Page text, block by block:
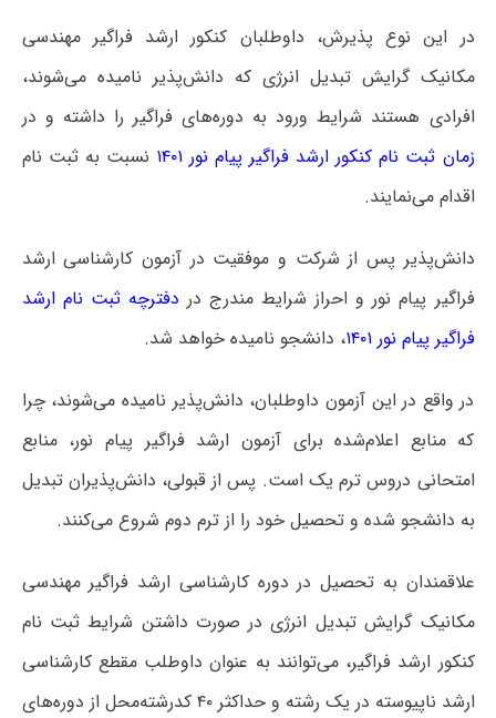
در این نوع پذیرش، داوطلبان کنکور ارشد فراگیر مهندسی
مکانیک گرایش تبدیل انرژی که دانش‌پذیر نامیده می‌شوند،
افرادی هستند شرایط ورود به دوره‌های فراگیر را داشته و در
زمان ثبت نام کنکور ارشد فراگیر پیام نور ۱۴۰۱
نسبت به ثبت نام
اقدام می‌نمایند.
دانش‌پذیر پس از شرکت و موفقیت در آزمون کارشناسی ارشد
فراگیر پیام نور و احراز شرایط مندرج در دفترچه ثبت نام ارشد
فراگیر پیام نور ۱۴۰۱
، دانشجو نامیده خواهد شد.
در واقع در این آزمون داوطلبان، دانش‌پذیر نامیده می‌شوند، چرا
که منابع اعلام‌شده برای آزمون ارشد فراگیر پیام نور، منابع
امتحانی دروس ترم یک است. پس از قبولی، دانش‌پذیران تبدیل
به دانشجو شده و تحصیل خود را از ترم دوم شروع می‌کنند.
علاقمندان به تحصیل در دوره کارشناسی ارشد فراگیر مهندسی
مکانیک گرایش تبدیل انرژی در صورت داشتن شرایط ثبت نام
کنکور ارشد فراگیر، می‌توانند به عنوان داوطلب مقطع کارشناسی
ارشد ناپیوسته در یک رشته و حداکثر ۴۰ کدرشته‌محل از دوره‌های